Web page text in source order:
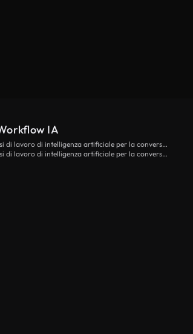
IA
Flussi di lavoro di intelligenza artificiale per la conversione da testo a video
Flussi di lavoro di intelligenza artificiale per la conversione di immagini in video